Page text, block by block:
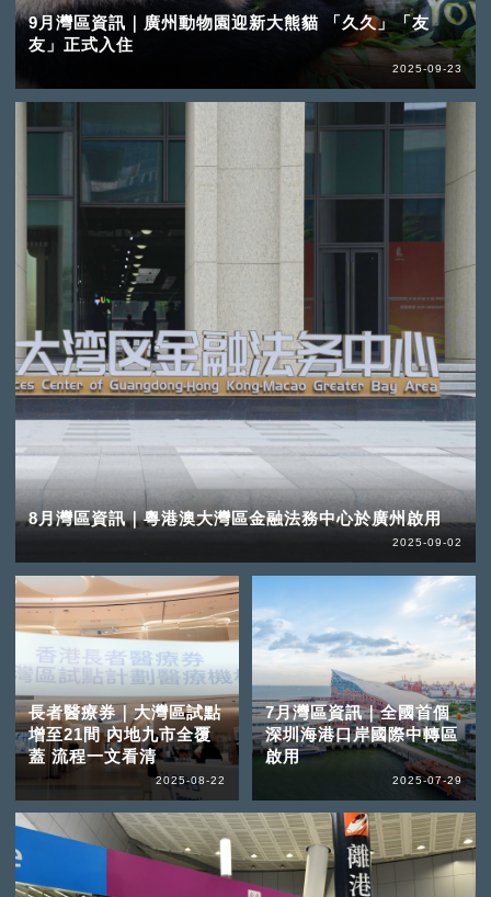
9月灣區資訊｜廣州動物園迎新大熊貓 「久久」「友
友」正式入住
2025-09-23
8月灣區資訊｜粵港澳大灣區金融法務中心於廣州啟用
2025-09-02
長者醫療券｜大灣區試點
增至21間 內地九市全覆
蓋 流程一文看清
2025-08-22
7月灣區資訊｜全國首個
深圳海港口岸國際中轉區
啟用
2025-07-29